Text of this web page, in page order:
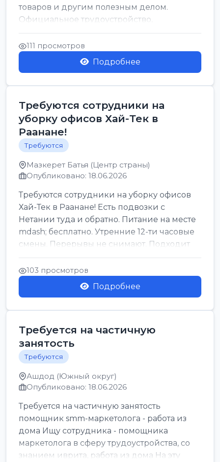
товаров и другим полезным делом.
Официальное трудоустройство,
стабильная зарплата от ...
111 просмотров
Подробнее
Требуются сотрудники на
уборку офисов Хай-Тек в
Раанане!
Требуются
Мазкерет Батья (Центр страны)
Опубликовано: 18.06.2026
Требуются сотрудники на уборку офисов
Хай-Тек в Раанане! Есть подвозки с
Нетании туда и обратно. Питание на месте
mdash; бесплатно. Утренние 12-ти часовые
смены. Перерывы не снимают. Подходит
для всех...
103 просмотров
Подробнее
Требуется на частичную
занятость
Требуются
Ашдод (Южный округ)
Опубликовано: 18.06.2026
Требуется на частичную занятость
помощник smm-маркетолога - работа из
дома Ищу сотрудника - помощника
маркетолога в сферу трудоустройства, со
знанием иврита, работа из дома На эту